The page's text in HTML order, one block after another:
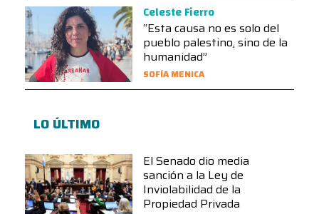
Celeste Fierro
“Esta causa no es solo del
pueblo palestino, sino de la
humanidad”
SOFÍA MENICA
LO ÚLTIMO
El Senado dio media
sanción a la Ley de
Inviolabilidad de la
Propiedad Privada